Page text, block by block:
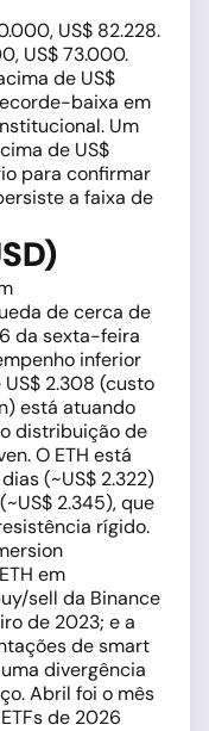
US$ 82.228.
US$ 73.000.
de US$
baixa em
Um
de US$
para confirmar
a faixa de
de cerca de
da sexta-feira
inferior
2.308 (custo
está atuando
distribuição de
O ETH está
(~US$ 2.322)
2.345), que
rígido.
em
sell da Binance
de 2023; e a
de smart
divergência
Abril foi o mês
de 2026